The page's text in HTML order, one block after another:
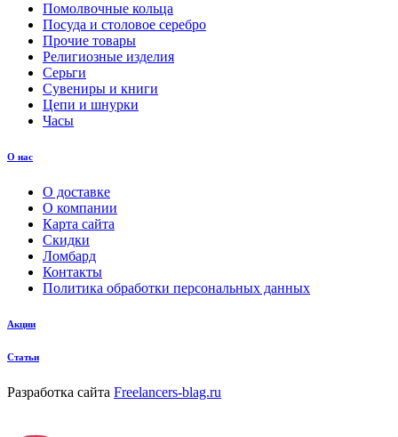
Помолвочные кольца
Посуда и столовое серебро
Прочие товары
Религиозные изделия
Серьги
Сувениры и книги
Цепи и шнурки
Часы
О нас
О доставке
О компании
Карта сайта
Скидки
Ломбард
Контакты
Политика обработки персональных данных
Акции
Статьи
Разработка сайта Freelancers-blag.ru